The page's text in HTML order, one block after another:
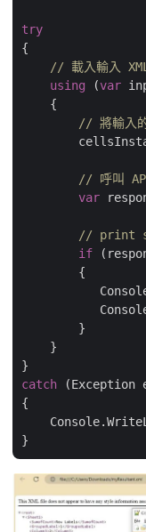
try
{
// 載入輸入
using (var
    {
// 將輸入
// 呼叫
var
// print
if
        {
        }
    }
catch (Exception
{